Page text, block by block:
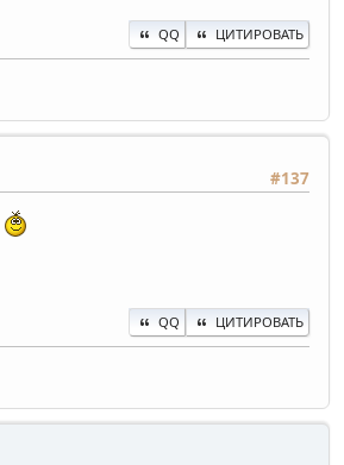
QQ ЦИТИРОВАТЬ
#137
QQ ЦИТИРОВАТЬ